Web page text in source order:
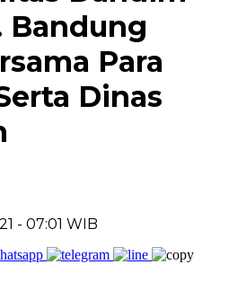
Bandung
Para
Dinas
- 07:01 WIB